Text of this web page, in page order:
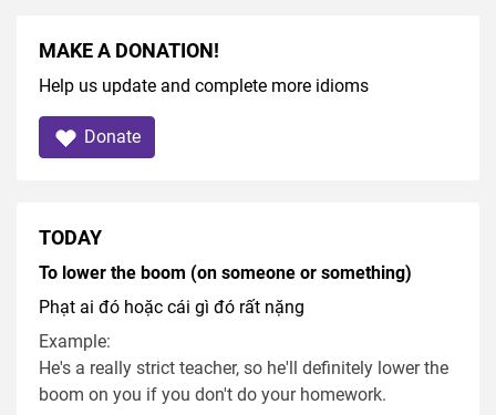
MAKE A DONATION!
Help us update and complete more idioms
Donate
TODAY
To lower the boom (on someone or something)
Phạt ai đó hoặc cái gì đó rất nặng
Example:
He's a really strict teacher, so he'll definitely lower the
boom on you if you don't do your homework.